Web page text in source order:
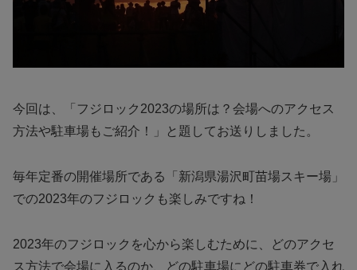
今回は、「フジロック2023の場所は？会場へのアクセス
方法や駐車場もご紹介！」と題してお送りしました。
毎年定番の開催場所である「新潟県湯沢町苗場スキー場」
での2023年のフジロックも楽しみですね！
2023年のフジロックを心から楽しむために、どのアクセ
ス方法で会場に入るのか、どの駐車場にどの駐車券で入れ